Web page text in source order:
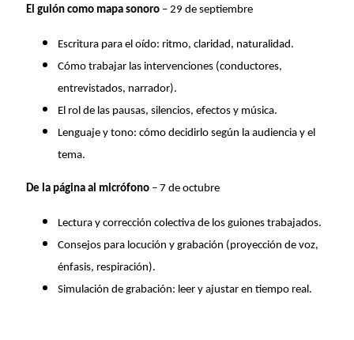
El guión como mapa sonoro – 29 de septiembre
Escritura para el oído: ritmo, claridad, naturalidad.
Cómo trabajar las intervenciones (conductores,
entrevistados, narrador).
El rol de las pausas, silencios, efectos y música.
Lenguaje y tono: cómo decidirlo según la audiencia y el
tema.
De la página al micrófono – 7 de octubre
Lectura y corrección colectiva de los guiones trabajados.
Consejos para locución y grabación (proyección de voz,
énfasis, respiración).
Simulación de grabación: leer y ajustar en tiempo real.